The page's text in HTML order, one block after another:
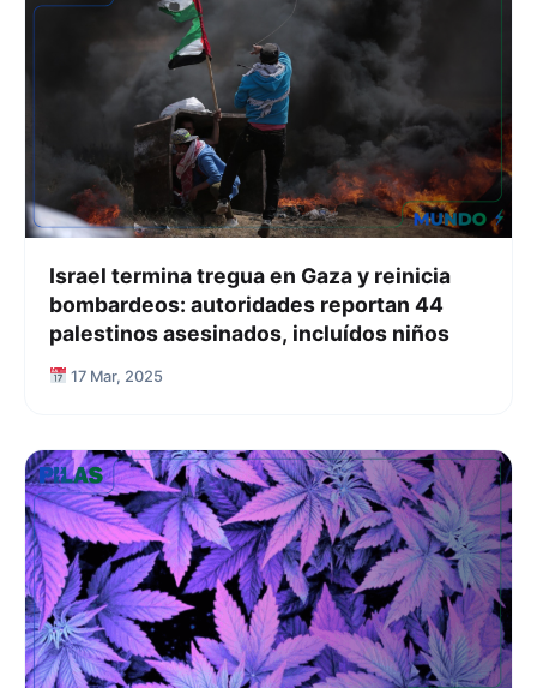
Israel termina tregua en Gaza y reinicia
bombardeos: autoridades reportan 44
palestinos asesinados, incluídos niños
17 Mar, 2025